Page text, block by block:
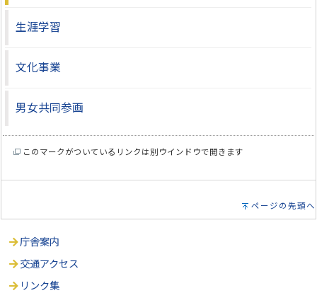
生涯学習
文化事業
男女共同参画
このマークがついているリンクは別ウインドウで開きます
ページの先頭へ
庁舎案内
交通アクセス
リンク集